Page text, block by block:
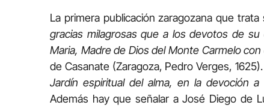
La primera publicación zaragozana que
gracias milagrosas que a los devotos de
Maria, Madre de Dios del Monte Carmelo
de Casanate (Zaragoza, Pedro Verges,
Jardín espiritual del alma, en la devoción
Además hay que señalar a José Diego de